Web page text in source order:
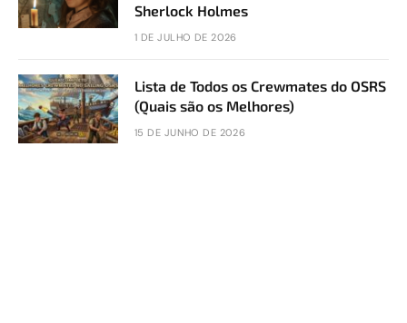
Sherlock Holmes
1 DE JULHO DE 2026
Lista de Todos os Crewmates do OSRS
(Quais são os Melhores)
15 DE JUNHO DE 2026